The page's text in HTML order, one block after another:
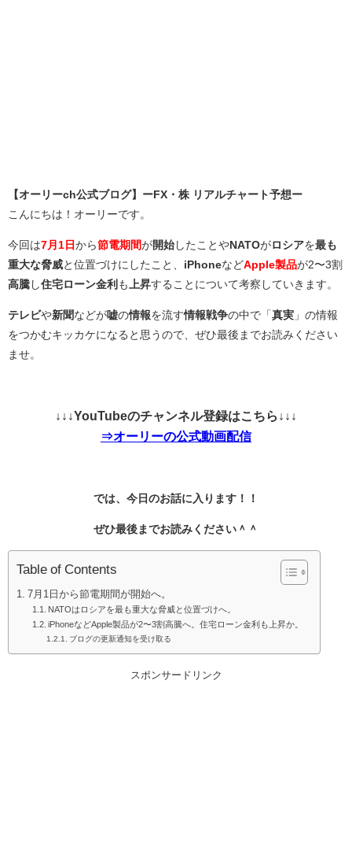
【オーリーch公式ブログ】ーFX・株 リアルチャート予想ー
こんにちは！オーリーです。
今回は7月1日 から節電期間が開始 したことやNATOがロシアを最も
重大な脅威と位置づけにしたこと、 iPhoneなどApple製品が2〜3割
高騰 し住宅ローン金利 も 上昇することについて考察していきます。
テレビや新聞などが嘘の情報を流す情報戦争の中で「 真実 」の情報
をつかむキッカケになると思うので、ぜひ最後までお読みください
ませ。
↓↓↓YouTubeのチャンネル登録はこちら↓↓↓
⇒オーリーの公式動画配信
では、今日のお話に入ります！！
ぜひ最後までお読みください＾＾
Table of Contents
7月1日から節電期間が開始へ。
NATOはロシアを最も重大な脅威と位置づけへ。
iPhoneなどApple製品が2〜3割高騰へ。住宅ローン金利も上昇か。
ブログの更新通知を受け取る
スポンサードリンク